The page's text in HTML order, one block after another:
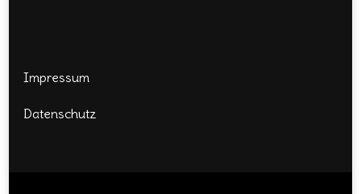
Impressum
Datenschutz